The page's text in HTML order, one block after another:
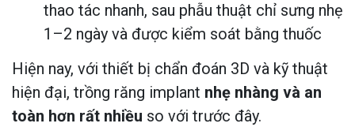
thao tác nhanh, sau phẫu thuật chỉ sưng nhẹ
1–2 ngày và được kiểm soát bằng thuốc
Hiện nay, với thiết bị chẩn đoán 3D và kỹ thuật
hiện đại, trồng răng implant nhẹ nhàng và an
toàn hơn rất nhiều so với trước đây.